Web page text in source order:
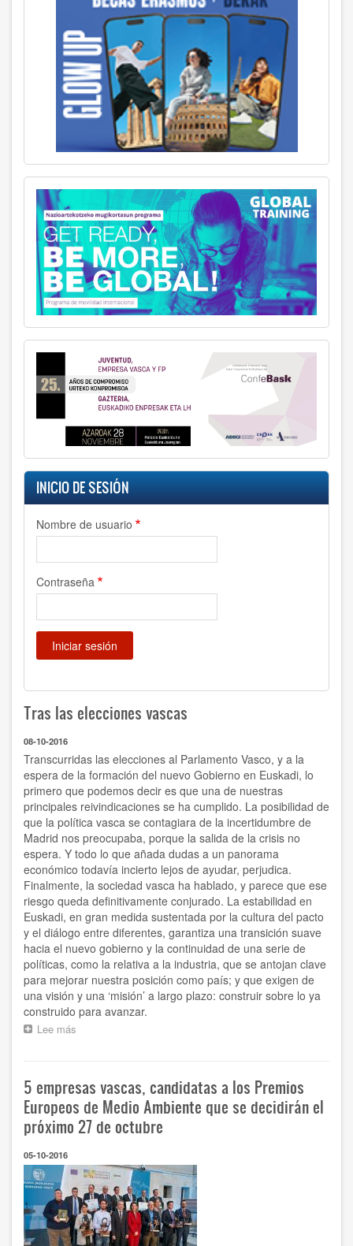
INICIO DE SESIÓN
Nombre de usuario
Contraseña
Tras las elecciones vascas
08-10-2016
Transcurridas las elecciones al Parlamento Vasco, y a la
espera de la formación del nuevo Gobierno en Euskadi, lo
primero que podemos decir es que una de nuestras
principales reivindicaciones se ha cumplido. La posibilidad de
que la política vasca se contagiara de la incertidumbre de
Madrid nos preocupaba, porque la salida de la crisis no
espera. Y todo lo que añada dudas a un panorama
económico todavía incierto lejos de ayudar, perjudica.
Finalmente, la sociedad vasca ha hablado, y parece que ese
riesgo queda definitivamente conjurado. La estabilidad en
Euskadi, en gran medida sustentada por la cultura del pacto
y el diálogo entre diferentes, garantiza una transición suave
hacia el nuevo gobierno y la continuidad de una serie de
políticas, como la relativa a la industria, que se antojan clave
para mejorar nuestra posición como país; y que exigen de
una visión y una ‘misión’ a largo plazo: construir sobre lo ya
construido para avanzar.
Lee más
vascas
5 empresas vascas, candidatas a los Premios
Europeos de Medio Ambiente que se decidirán el
próximo 27 de octubre
05-10-2016